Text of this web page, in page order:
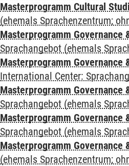
Masterprogramm Cultural
(ehemals Sprachenzentrum;
Masterprogramm Governance
Sprachangebot (ehemals
Masterprogramm Governance
International Center:
Masterprogramm Governance
Sprachangebot (ehemals
Masterprogramm Governance
Sprachangebot (ehemals
Masterprogramm Governance
(ehemals Sprachenzentrum;